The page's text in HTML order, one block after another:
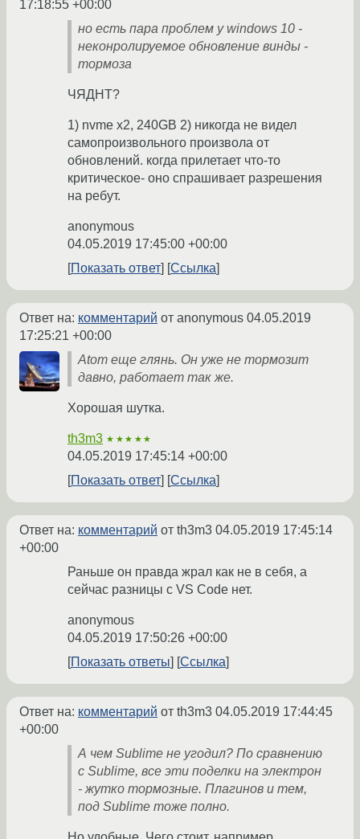
17:18:55 +00:00
но есть пара проблем у windows 10 -
неконролируемое обновление винды -
тормоза
ЧЯДНТ?
1) nvme x2, 240GB 2) никогда не видел
самопроизвольного произвола от
обновлений. когда прилетает что-то
критическое- оно спрашивает разрешения
на ребут.
anonymous
04.05.2019 17:45:00 +00:00
Показать ответ
Ссылка
Ответ на: комментарий от anonymous 04.05.2019
17:25:21 +00:00
Atom еще глянь. Он уже не тормозит
давно, работает так же.
Хорошая шутка.
th3m3 ★★★★★
04.05.2019 17:45:14 +00:00
Показать ответ
Ссылка
Ответ на: комментарий от th3m3 04.05.2019 17:45:14
+00:00
Раньше он правда жрал как не в себя, а
сейчас разницы с VS Code нет.
anonymous
04.05.2019 17:50:26 +00:00
Показать ответы
Ссылка
Ответ на: комментарий от th3m3 04.05.2019 17:44:45
+00:00
А чем Sublime не угодил? По сравнению
с Sublime, все эти поделки на электрон
- жутко тормозные. Плагинов и тем,
под Sublime тоже полно.